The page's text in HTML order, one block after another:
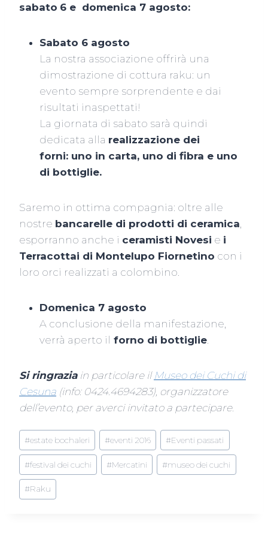
sabato 6 e domenica 7 agosto:
Sabato 6 agosto
La nostra associazione offrirà una
dimostrazione di cottura raku: un
evento sempre sorprendente e dai
risultati inaspettati!
La giornata di sabato sarà quindi
dedicata alla realizzazione dei
forni: uno in carta, uno di fibra e uno
di bottiglie.
Saremo in ottima compagnia: oltre alle
nostre bancarelle di prodotti di ceramica
esporranno anche i ceramisti Novesi e i
Terracottai di Montelupo Fiornetino con i
loro orci realizzati a colombino.
Domenica 7 agosto
A conclusione della manifestazione,
verrà aperto il forno di bottiglie
Si ringraziain particolare il Museo dei Cuchi di
Cesuna (info: 0424.4694283), organizzatore
dell’evento, per averci invitato a partecipare.
Tag
articolo:
#estate bochaleri #eventi 2016 #Eventi passati
#festival dei cuchi #Mercatini #museo dei cuchi
#Raku